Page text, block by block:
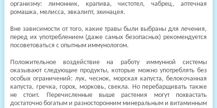
организму: лимонник, крапива, чистотел, чабрец, аптечная
ромашка, мелисса, эвкалипт, эхинацея.
Вне зависимости от того, какие травы были выбраны для лечения,
перед их употреблением (даже самых безопасных) рекомендуется
посоветоваться с опытным иммунологом.
Положительное воздействие на работу иммунной системы
оказывают следующие продукты, которые можно употреблять без
особых ограничений: лук, чеснок, морская капуста, белокочанная
капуста, гречка, горох, морковь, свекла. Но перебарщивать также
не стоит. Перечисленные выше растения могут похвастать
достаточно богатым и разносторонним минеральным и витаминным